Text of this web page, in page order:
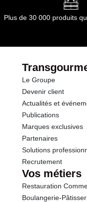
un nettoyage
respecter le
Plus de 30 000 produits
Le Groupe
Devenir client
Actualités et
Publications
Marques exclusives
Partenaires
Solutions
Recrutement
Vos métiers
Restauration
Boulangerie-